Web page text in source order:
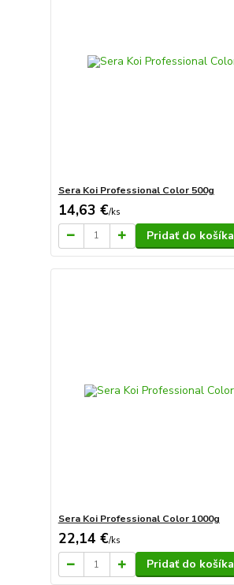
Sera Koi Professional Color 500g
14,63 €/ks
Pridať do košíka
Sera Koi Professional Color 1000g
22,14 €/ks
Pridať do košíka